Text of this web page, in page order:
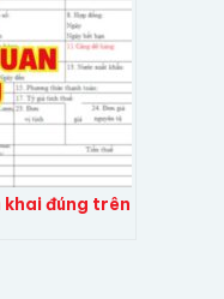
khai đúng trên